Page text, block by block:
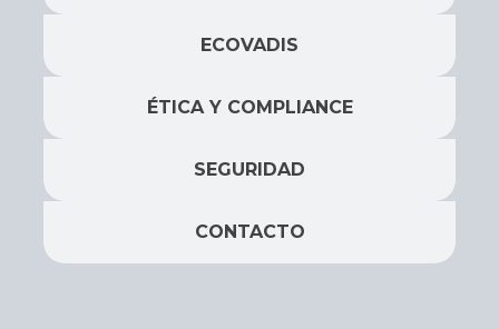
ECOVADIS
ÉTICA Y COMPLIANCE
SEGURIDAD
CONTACTO